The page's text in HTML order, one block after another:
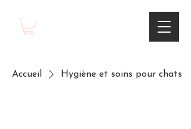
Accueil Hygiène et soins pour chats